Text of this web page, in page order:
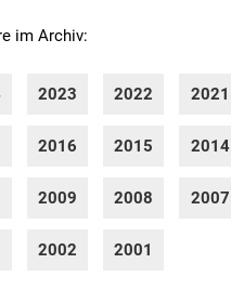
im Archiv:
2023 2022 2021
2016 2015 2014
2009 2008 2007
2002 2001